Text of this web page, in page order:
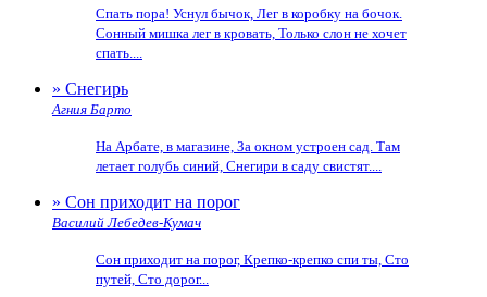
Спать пора! Уснул бычок, Лег в коробку на бочок.
Сонный мишка лег в кровать, Только слон не хочет
спать....
» Снегирь
Агния Барто
На Арбате, в магазине, За окном устроен сад. Там
летает голубь синий, Снегири в саду свистят....
» Сон приходит на порог
Василий Лебедев-Кумач
Сон приходит на порог, Крепко-крепко спи ты, Сто
путей, Сто дорог...